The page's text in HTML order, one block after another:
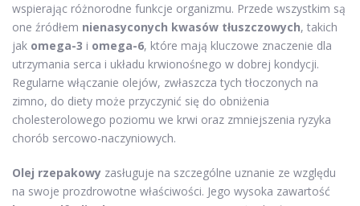
wspierając różnorodne funkcje organizmu. Przede wszystkim są
one źródłem nienasyconych kwasów tłuszczowych, takich
jak omega-3 i omega-6, które mają kluczowe znaczenie dla
utrzymania serca i układu krwionośnego w dobrej kondycji.
Regularne włączanie olejów, zwłaszcza tych tłoczonych na
zimno, do diety może przyczynić się do obniżenia
cholesterolowego poziomu we krwi oraz zmniejszenia ryzyka
chorób sercowo-naczyniowych.
Olej rzepakowy zasługuje na szczególne uznanie ze względu
na swoje prozdrowotne właściwości. Jego wysoka zawartość